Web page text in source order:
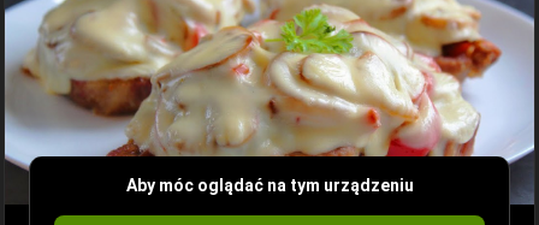
Aby móc oglądać na tym urządzeniu